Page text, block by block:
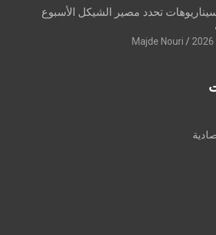
تحدد مصير الشيكل الأسبوع
Majde Nouri